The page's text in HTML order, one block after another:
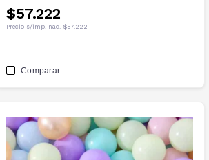
$57.222
Precio s/imp. nac. $57.222
Comparar